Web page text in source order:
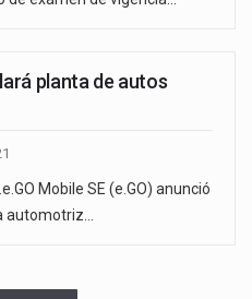
planta de autos
Mobile SE (e.GO) anunció
automotriz…